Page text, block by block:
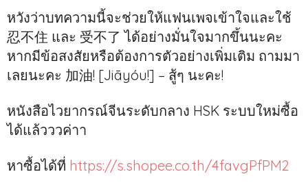
หวังว่าบทความนี้จะช่วยให้แฟนเพจเข้าใจและใช้
忍不住 และ 受不了 ได้อย่างมั่นใจมากขึ้นนะคะ
หากมีข้อสงสัยหรือต้องการตัวอย่างเพิ่มเติม ถามมา
เลยนะคะ 加油! [Jiāyóu!] – สู้ๆ นะคะ!
หนังสือไวยากรณ์จีนระดับกลาง HSK ระบบใหม่ซื้อ
ได้แล้วววค่าา
หาซื้อได้ที่ https://s.shopee.co.th/4favgPfPM2